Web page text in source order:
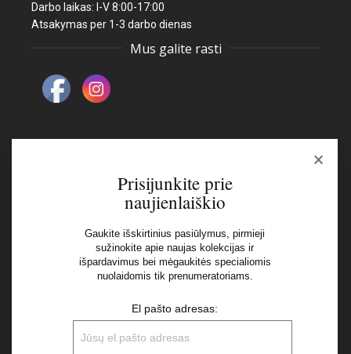
Darbo laikas: I-V 8:00-17:00
Atsakymas per 1-3 darbo dienas
Mus galite rasti
Naujienlaiškis
Aš perskaičiau ir sutinku su Privatumo Politikos
×
Prisijunkite prie
naujienlaiškio
Gaukite išskirtinius pasiūlymus, pirmieji
sužinokite apie naujas kolekcijas ir
išpardavimus bei mėgaukitės specialiomis
nuolaidomis tik prenumeratoriams.
El pašto adresas: